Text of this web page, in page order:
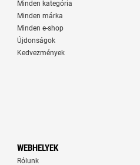
Minden kategória
Minden márka
Minden e-shop
Újdonságok
Kedvezmények
WEBHELYEK
Rólunk